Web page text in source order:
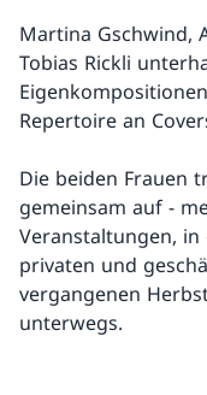
Martina Gschwind,
Tobias Rickli
Repertoire an
Die beiden Frauen
gemeinsam auf -
Veranstaltungen,
privaten und
vergangenen
unterwegs.